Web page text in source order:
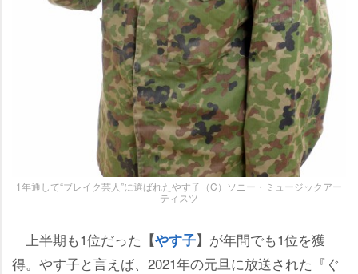
1年通して“ブレイク芸人”に選ばれたやす子（C）ソニー・ミュージックアー
ティスツ
上半期も1位だった 【す子】 が年間でも1位を獲
得。やす子と言えば、2021年の元旦に放送された『ぐ